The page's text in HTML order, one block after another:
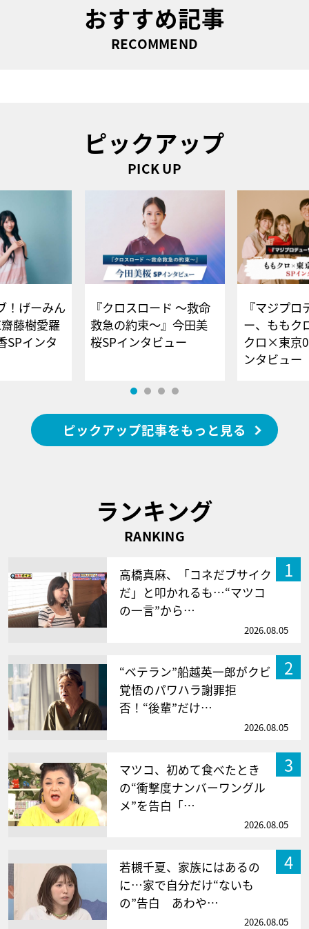
おすすめ記事
RECOMMEND
ピックアップ
PICK UP
！げーみん
藤樹愛羅
SPインタ
『クロスロード ～救命
救急の約束～』今田美
桜SPインタビュー
『マジプロ
ー、ももク
クロ×東京
ンタビュー
ピックアップ記事をもっと見る
ランキング
RANKING
1
高橋真麻、「コネだブサイク
だ」と叩かれるも…“マツコ
の一言”から…
2026.08.05
2
“ベテラン”船越英一郎がクビ
覚悟のパワハラ謝罪拒
否！“後輩”だけ…
2026.08.05
3
マツコ、初めて食べたとき
の“衝撃度ナンバーワングル
メ”を告白「…
2026.08.05
4
若槻千夏、家族にはあるの
に…家で自分だけ“ないも
の”告白 あわや…
2026.08.05